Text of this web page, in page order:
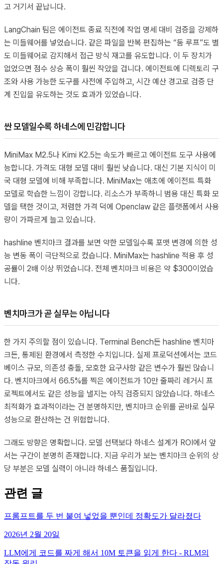
고 거기서 끝납니다.
LangChain 팀은 에이전트 종료 직전에 작업 명세 대비 검증을 강제하
는 미들웨어를 넣었습니다. 같은 파일을 반복 편집하는 “둠 루프”도 별
도 미들웨어로 감지해서 접근 방식 재고를 유도합니다. 이 두 장치가
없었으면 점수 상승 폭이 훨씬 작았을 겁니다. 에이전트에 디렉토리 구
조와 사용 가능한 도구를 사전에 주입하고, 시간 예산 경고로 검증 단
계 진입을 유도하는 것도 효과가 있었습니다.
싼 모델일수록 하네스에 민감합니다
MiniMax M2.5나 Kimi K2.5는 속도가 빠르고 에이전트 도구 사용에
능합니다. 가격도 대형 모델 대비 훨씬 낮습니다. 대신 기본 지식이 미
국 대형 모델에 비해 부족합니다. MiniMax는 애초에 에이전트 특화
모델로 학습한 느낌이 강합니다. 리소스가 부족하니 범용 대신 특화 모
델을 택한 것이고, 저렴한 가격 덕에 Openclaw 같은 플랫폼에서 사용
량이 가파르게 늘고 있습니다.
hashline 벤치마크 결과를 보면 약한 모델일수록 포맷 변경에 의한 성
능 변동 폭이 극단적으로 컸습니다. MiniMax는 hashline 적용 후 성
공률이 2배 이상 뛰었습니다. 전체 벤치마크 비용은 약 $300이었습
니다.
벤치마크가 곧 실무는 아닙니다
한 가지 주의할 점이 있습니다. Terminal Bench든 hashline 벤치마
크든, 통제된 환경에서 측정한 수치입니다. 실제 프로덕션에서는 코드
베이스 규모, 의존성 충돌, 모호한 요구사항 같은 변수가 훨씬 많습니
다. 벤치마크에서 66.5%를 찍은 에이전트가 10만 줄짜리 레거시 프
로젝트에서도 같은 성능을 낼지는 아직 검증되지 않았습니다. 하네스
최적화가 효과적이라는 건 분명하지만, 벤치마크 순위를 곧바로 실무
성능으로 환산하는 건 위험합니다.
그래도 방향은 명확합니다. 모델 선택보다 하네스 설계가 ROI에서 앞
서는 구간이 분명히 존재합니다. 지금 우리가 보는 벤치마크 순위의 상
당 부분은 모델 실력이 아니라 하네스 품질입니다.
관련 글
프롬프트를 두 번 붙여 넣었을 뿐인데 정확도가 달라졌다
2026년 2월 20일
LLM에게 코드를 짜게 해서 10M 토큰을 읽게 한다 - RLM의